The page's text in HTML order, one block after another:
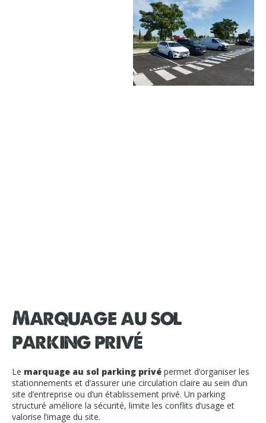
Marquage au sol
parking privé
Le marquage au sol parking privé permet d’organiser les
stationnements et d’assurer une circulation claire au sein d’un
site d’entreprise ou d’un établissement privé. Un parking
structuré améliore la sécurité, limite les conflits d’usage et
valorise l’image du site.